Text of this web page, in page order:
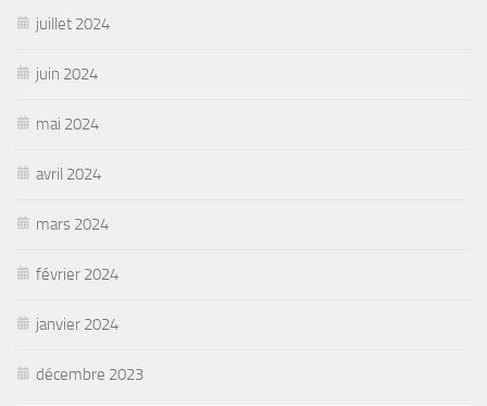
juillet 2024
juin 2024
mai 2024
avril 2024
mars 2024
février 2024
janvier 2024
décembre 2023